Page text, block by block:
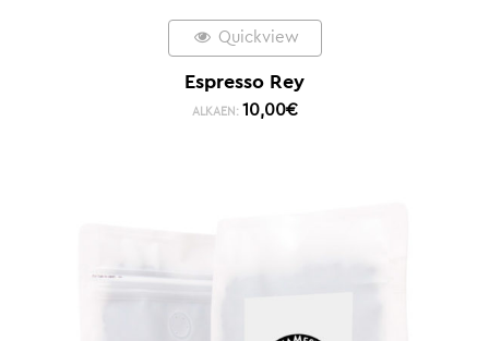
Quickview
Espresso Rey
ALKAEN: 10,00€